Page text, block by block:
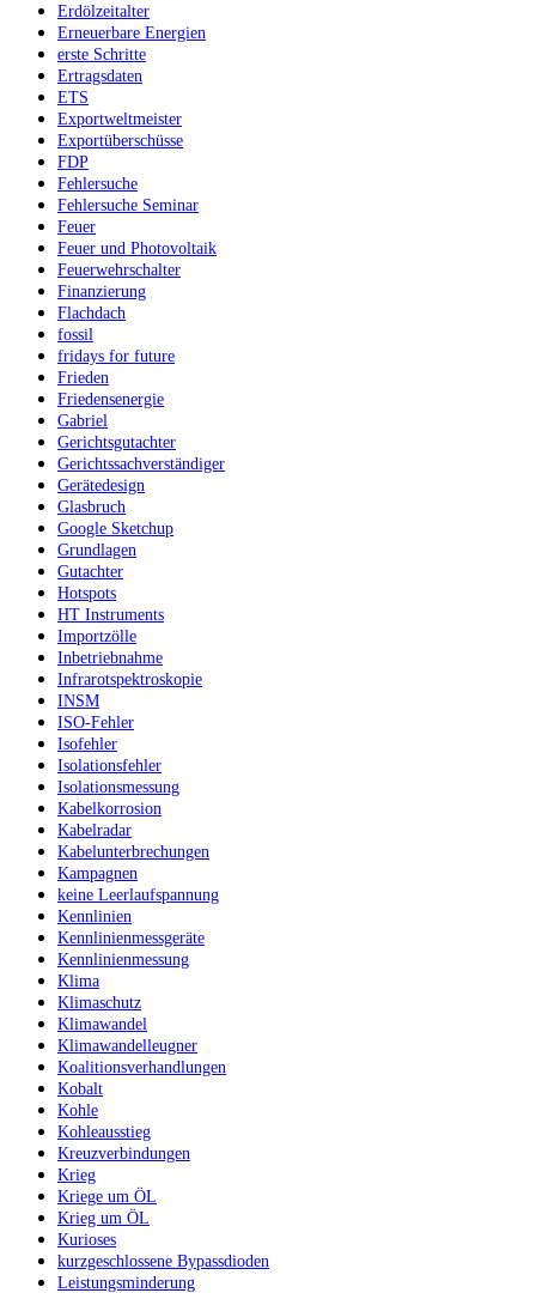
Erdölzeitalter
Erneuerbare Energien
erste Schritte
Ertragsdaten
ETS
Exportweltmeister
Exportüberschüsse
FDP
Fehlersuche
Fehlersuche Seminar
Feuer
Feuer und Photovoltaik
Feuerwehrschalter
Finanzierung
Flachdach
fossil
fridays for future
Frieden
Friedensenergie
Gabriel
Gerichtsgutachter
Gerichtssachverständiger
Gerätedesign
Glasbruch
Google Sketchup
Grundlagen
Gutachter
Hotspots
HT Instruments
Importzölle
Inbetriebnahme
Infrarotspektroskopie
INSM
ISO-Fehler
Isofehler
Isolationsfehler
Isolationsmessung
Kabelkorrosion
Kabelradar
Kabelunterbrechungen
Kampagnen
keine Leerlaufspannung
Kennlinien
Kennlinienmessgeräte
Kennlinienmessung
Klima
Klimaschutz
Klimawandel
Klimawandelleugner
Koalitionsverhandlungen
Kobalt
Kohle
Kohleausstieg
Kreuzverbindungen
Krieg
Kriege um ÖL
Krieg um ÖL
Kurioses
kurzgeschlossene Bypassdioden
Leistungsminderung